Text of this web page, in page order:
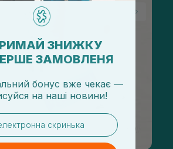
ЗНИЖКУ
ЗАМОВЛЕНЯ
бонус вже чекає —
на наші новини!